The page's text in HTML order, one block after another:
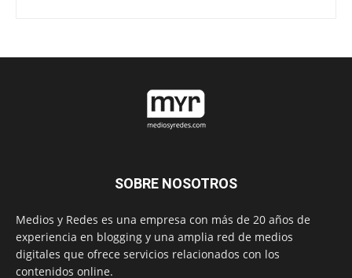
SOBRE NOSOTROS
Medios y Redes es una empresa con más de 20 años de
experiencia en blogging y una amplia red de medios
digitales que ofrece servicios relacionados con los
contenidos online.